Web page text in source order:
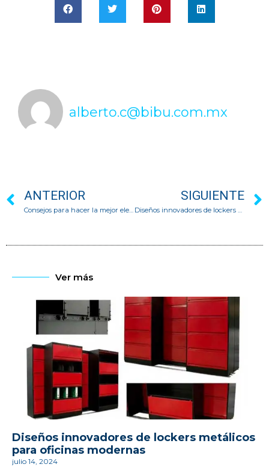
alberto.c@bibu.com.mx
ANTERIOR SIGUIENTE
Ver más
Diseños innovadores de lockers metálicos
para oficinas modernas
julio 14, 2024